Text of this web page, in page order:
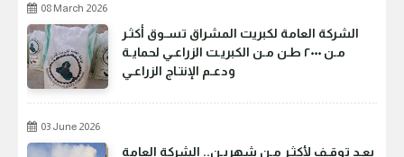
08 March 2026
الشركة العامة لكبريت المشراق تسـوق أكثـر
مـن ٢٠٠٠ طـن مـن الكبريـت الزراعـي لحمايـة
ودعـم الإنتـاج الزراعـي
03 June 2026
بعـد توقـف لأكثـر مـن شهريـن.. الشركة العامة